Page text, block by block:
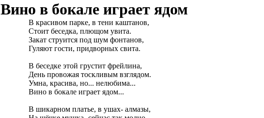
Вино в бокале играет ядом
В красивом парке, в тени каштанов,
Стоит беседка, плющом увита.
Закат струится под шум фонтанов,
Гуляют гости, придворных свита.
В беседке этой грустит фрейлина,
День провожая тоскливым взглядом.
Умна, красива, но... нелюбима...
Вино в бокале играет ядом...
В шикарном платье, в ушах- алмазы,